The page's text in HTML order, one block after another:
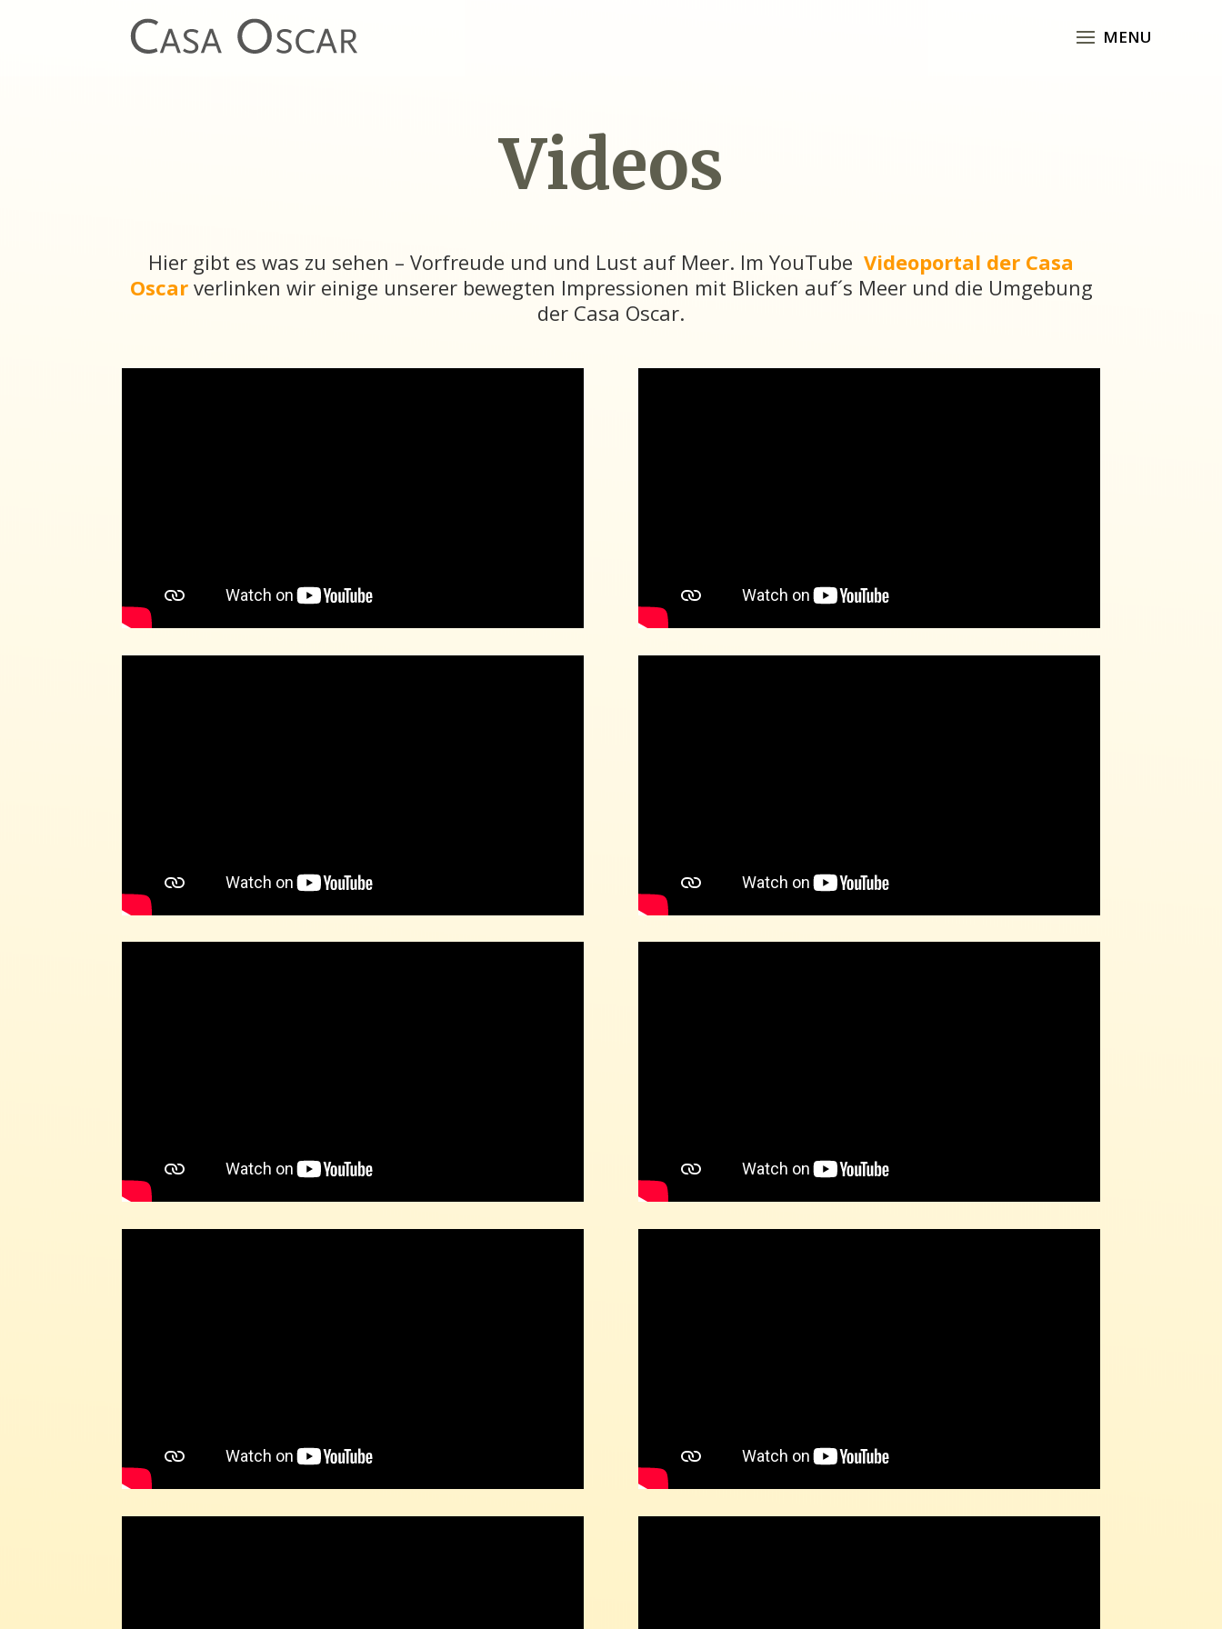
Videos
Hier gibt es was zu sehen – Vorfreude und und Lust auf Meer. Im YouTube Videoportal der Casa
Oscarverlinken wir einige unserer bewegten Impressionen mit Blicken auf´s Meer und die Umgebung
der Casa Oscar.